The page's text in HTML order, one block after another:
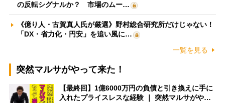
の反転シグナルか？ 市場のムー…
《億り人・古賀真人氏が厳選》野村総合研究所だけじゃない！
「DX・省力化・円安」を追い風に…
一覧を見る
突然マルサがやって来た！
【最終回】1億6000万円の負債と引き換えに手に
入れたプライスレスな経験 ｜ 突然マルサがや…